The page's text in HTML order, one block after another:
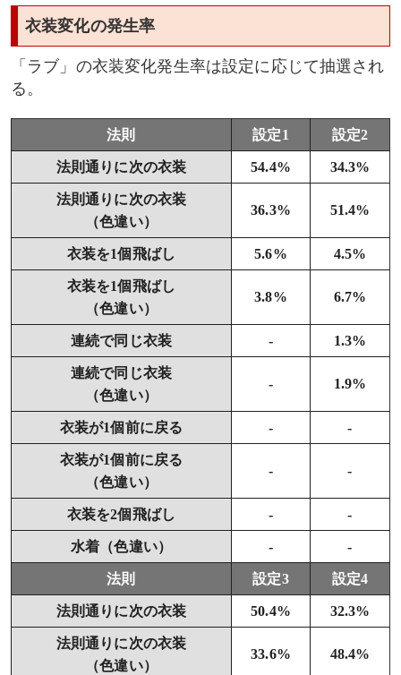
衣装変化の発生率
「ラブ」の衣装変化発生率は設定に応じて抽選され
る。
法則 設定1 設定2
法則通りに次の衣装 54.4% 34.3%
法則通りに次の衣装
（色違い）
36.3% 51.4%
衣装を1個飛ばし 5.6% 4.5%
衣装を1個飛ばし
（色違い）
3.8% 6.7%
連続で同じ衣装 - 1.3%
連続で同じ衣装
（色違い）
- 1.9%
衣装が1個前に戻る - -
衣装が1個前に戻る
（色違い）
- -
衣装を2個飛ばし - -
水着（色違い） - -
法則 設定3 設定4
法則通りに次の衣装 50.4% 32.3%
法則通りに次の衣装
（色違い）
33.6% 48.4%